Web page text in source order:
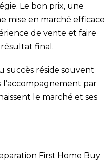
Le bon prix, une
mise en marché efficace
de vente et faire
final.
succès réside souvent
l’accompagnement par
le marché et ses
First Home Buy